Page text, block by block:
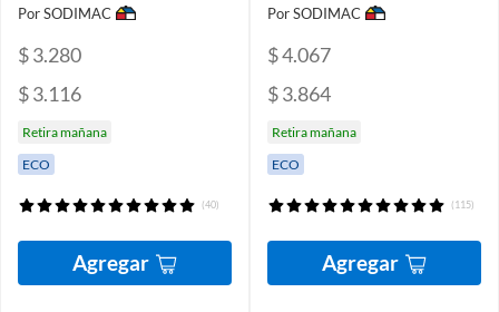
Por SODIMAC
$ 3.280
$ 3.116
Retira mañana
ECO
(40)
Agregar
Por SODIMAC
$ 4.067
$ 3.864
Retira mañana
ECO
(115)
Agregar